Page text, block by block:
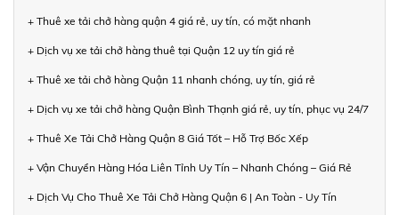
+ Thuê xe tải chở hàng quận 4 giá rẻ, uy tín, có mặt nhanh
+ Dịch vụ xe tải chở hàng thuê tại Quận 12 uy tín giá rẻ
+ Thuê xe tải chở hàng Quận 11 nhanh chóng, uy tín, giá rẻ
+ Dịch vụ xe tải chở hàng Quận Bình Thạnh giá rẻ, uy tín, phục vụ 24/7
+ Thuê Xe Tải Chở Hàng Quận 8 Giá Tốt – Hỗ Trợ Bốc Xếp
+ Vận Chuyển Hàng Hóa Liên Tỉnh Uy Tín – Nhanh Chóng – Giá Rẻ
+ Dịch Vụ Cho Thuê Xe Tải Chở Hàng Quận 6 | An Toàn - Uy Tín